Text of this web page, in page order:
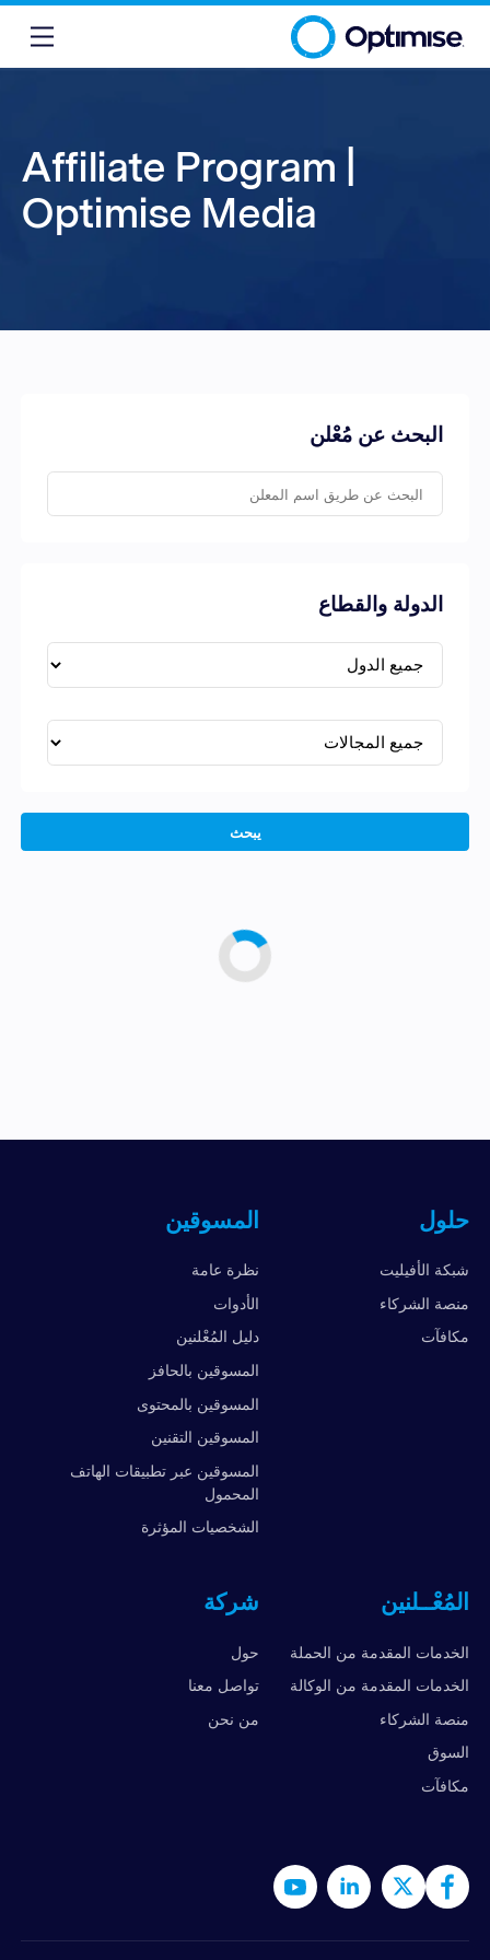
Affiliate Program |
Optimise Media
البحث عن مُعْلن
الدولة والقطاع
يبحث
حلول
شبكة الأفيليت
منصة الشركاء
مكافآت
المسوقين
نظرة عامة
الأدوات
دليل المُعْلنين
المسوقين بالحافز
المسوقين بالمحتوى
المسوقين التقنين
المسوقين عبر تطبيقات الهاتف
المحمول
الشخصيات المؤثرة
المُعْــلنين
الخدمات المقدمة من الحملة
الخدمات المقدمة من الوكالة
منصة الشركاء
السوق
مكافآت
شركة
حول
تواصل معنا
من نحن